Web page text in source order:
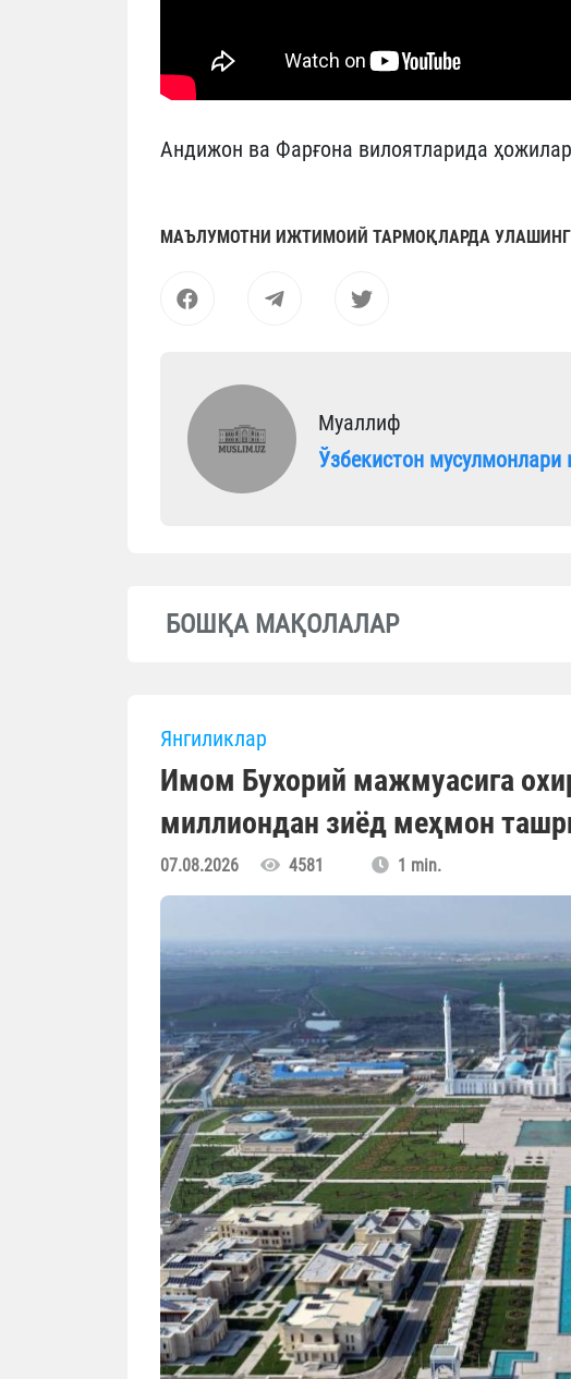
Андижон ва Фарғона вилоятларида
МАЪЛУМОТНИ ИЖТИМОИЙ ТАРМОҚЛАРДА УЛАШИНГ
Муаллиф
Ўзбекистон
БОШҚА МАҚОЛАЛАР
Янгиликлар
Имом Бухорий мажмуасига
миллиондан зиёд меҳмон
07.08.2026 4581 1 min.